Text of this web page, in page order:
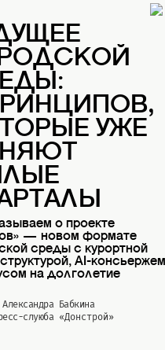
УЖЕ
о проекте
— новом формате
среды с курортной
AI-консьержем
на долголетие
Бабкина
слуюба «Донстрой»